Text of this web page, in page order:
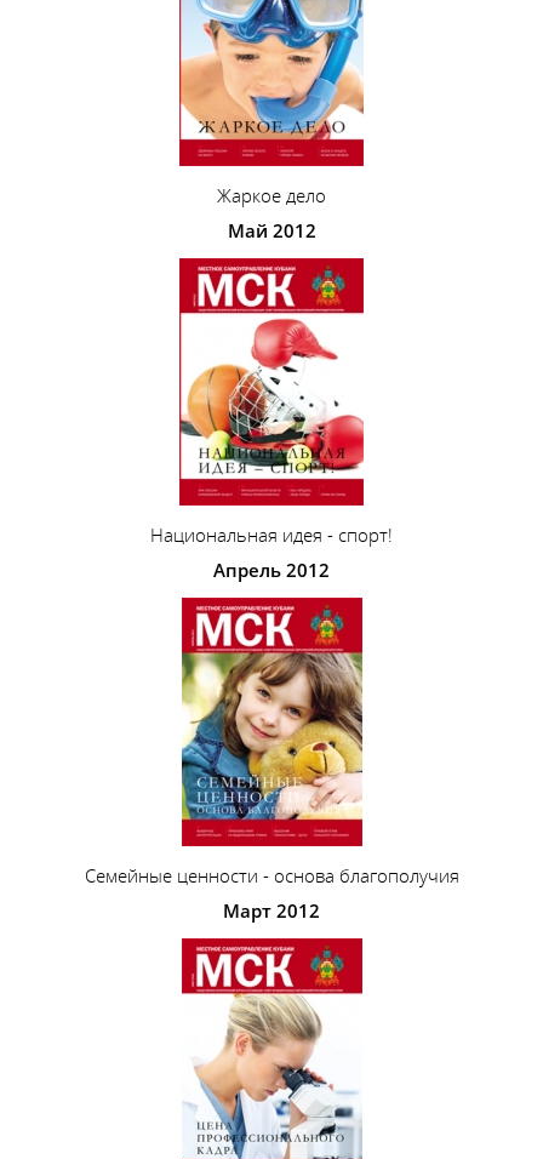
Жаркое дело
Май 2012
Национальная идея - спорт!
Апрель 2012
Семейные ценности - основа благополучия
Март 2012